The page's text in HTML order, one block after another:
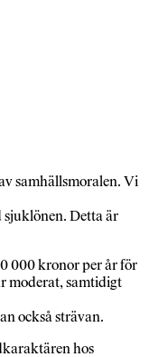
samhällsmoralen. Vi
Detta är
000 kronor per år för
moderat, samtidigt
också strävan.
hos